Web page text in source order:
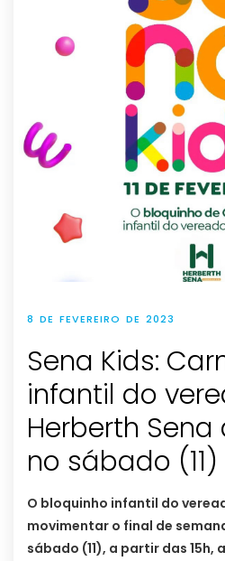
8 DE FEVEREIRO DE 2023
Sena Kids:
infantil do
Herberth
no sábado (11)
O bloquinho infantil do
movimentar o final de
sábado (11), a partir das 15h,